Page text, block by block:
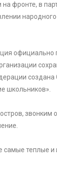
фронте, в
школьников».
звонким
теплые